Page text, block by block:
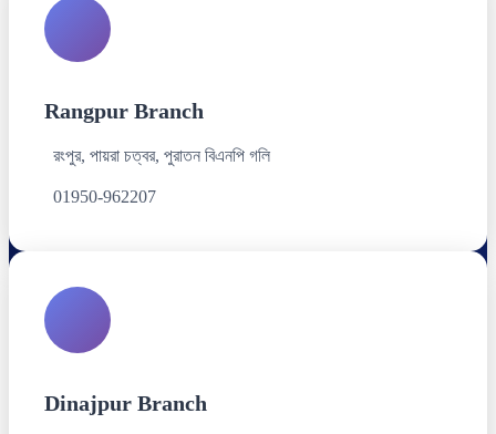
Rangpur Branch
রংপুর, পায়রা চত্বর, পুরাতন বিএনপি গলি
01950-962207
Dinajpur Branch